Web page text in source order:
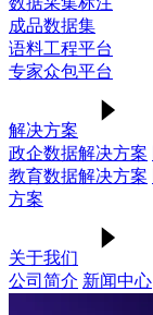
成品数据集
语料工程平台
专家众包平台
解决方案
政企数据解决方案
教育数据解决方案
方案
关于我们
公司简介 新闻中心